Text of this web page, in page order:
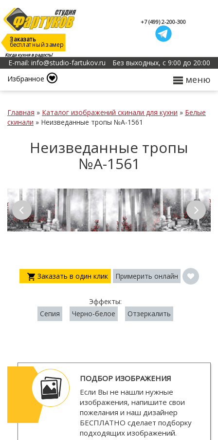
Когда кухня в радость!
Заказать
бесплатный замер
+7 (499) 2-200-300
E-mail: info@studio-fartukov.ru
Без выходных, с 9:00 до 20:00
Избранное
меню
Главная » Каталог изображений скинали для кухни » Белые
скинали » Неизведанные тропы №А-1561
Неизведанные тропы
№А-1561
Заказать в один клик Примерить онлайн
Эффекты:
Сепия
Черно-белое Отзеркалить
ПОДБОР ИЗОБРАЖЕНИЯ
Если Вы не нашли нужные
изображения, напишите свои
пожелания и наш дизайнер
БЕСПЛАТНО сделает подборку
подходящих изображений.